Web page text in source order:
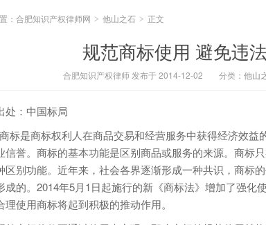
： 合肥知识产权律师网 > 他山之石 > 正文
规范商标使用 避免违
合肥知识产权律师 发布于 2014-12-02 分类： 他山
：中国标局
是商标权利人在商品交易和经营服务中获得经济效益
信誉。商标的基本功能是区别商品或服务的来源。商标
区别功能。近年来，社会各界逐渐形成一种共识，商标
成的。2014年5月1日起施行的新《商标法》增加了强化
理使用商标将起到积极的推动作用。